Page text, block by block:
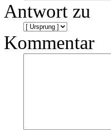
Antwort zu
Kommentar